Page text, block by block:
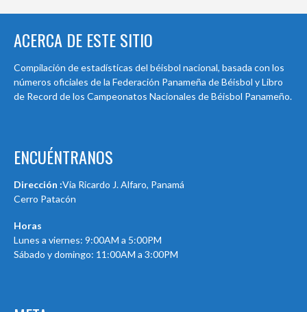
ACERCA DE ESTE SITIO
Compilación de estadísticas del béisbol nacional, basada con los
números oficiales de la Federación Panameña de Béisbol y Libro
de Record de los Campeonatos Nacionales de Béisbol Panameño.
ENCUÉNTRANOS
Dirección :Via Ricardo J. Alfaro, Panamá
Cerro Patacón
Horas
Lunes a viernes: 9:00AM a 5:00PM
Sábado y domingo: 11:00AM a 3:00PM